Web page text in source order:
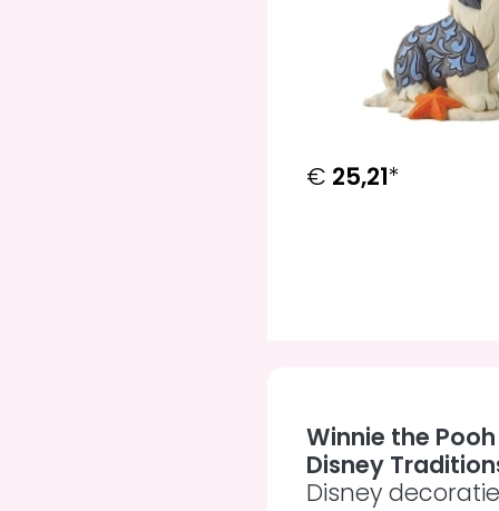
€ 25,21*
Winnie the
Disney
Disney decoratie